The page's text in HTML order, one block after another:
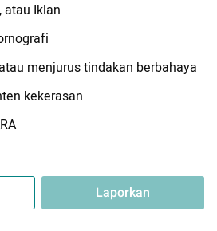
atau Iklan
menjurus tindakan berbahaya
kekerasan
Laporkan